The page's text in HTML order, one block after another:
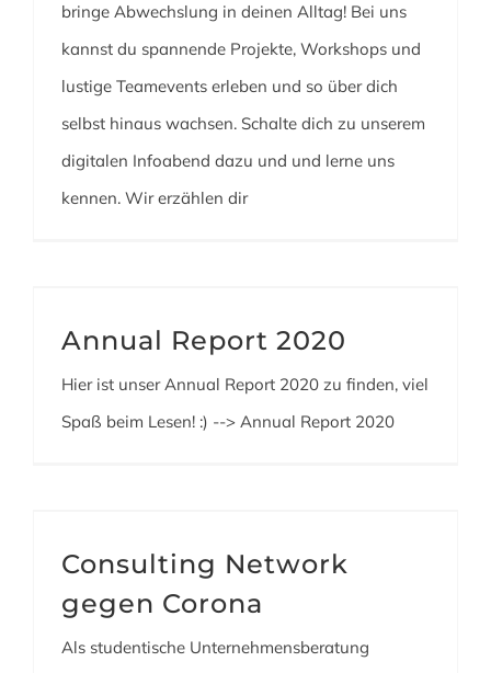
bringe Abwechslung in deinen Alltag! Bei uns
kannst du spannende Projekte, Workshops und
lustige Teamevents erleben und so über dich
selbst hinaus wachsen. Schalte dich zu unserem
digitalen Infoabend dazu und und lerne uns
kennen. Wir erzählen dir
Annual Report 2020
Hier ist unser Annual Report 2020 zu finden, viel
Spaß beim Lesen! :) --> Annual Report 2020
Consulting Network
gegen Corona
Als studentische Unternehmensberatung